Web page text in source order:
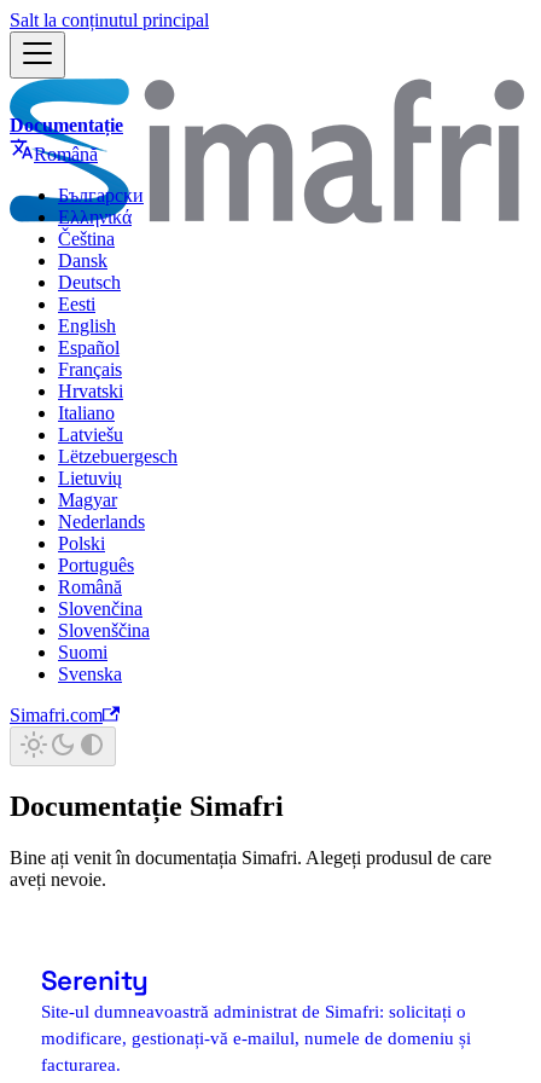
Salt la conținutul principal
Documentație
Română
Български
Ελληνικά
Čeština
Dansk
Deutsch
Eesti
English
Español
Français
Hrvatski
Italiano
Latviešu
Lëtzebuergesch
Lietuvių
Magyar
Nederlands
Polski
Português
Română
Slovenčina
Slovenščina
Suomi
Svenska
Simafri.com
Documentație Simafri
Bine ați venit în documentația Simafri. Alegeți produsul de care
aveți nevoie.
Serenity
Site-ul dumneavoastră administrat de Simafri: solicitați o
modificare, gestionați-vă e-mailul, numele de domeniu și
facturarea.